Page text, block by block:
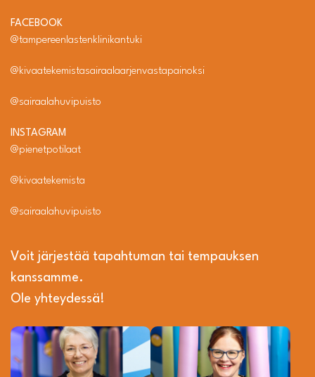
FACEBOOK
@tampereenlastenklinikantuki
@kivaatekemistasairaalaarjenvastapainoksi
@sairaalahuvipuisto
INSTAGRAM
@pienetpotilaat
@kivaatekemista
@sairaalahuvipuisto
Voit järjestää tapahtuman tai tempauksen
kanssamme.
Ole yhteydessä!